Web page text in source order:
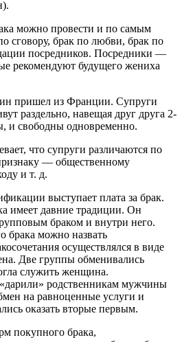
можно провести и по самым
сговору, брак по любви, брак по
посредников. Посредники —
рекомендуют будущего жениха
пришел из Франции. Супруги
раздельно, навещая друг друга 2-
и свободны одновременно.
что супруги различаются по
— общественному
и т. д.
выступает плата за брак.
имеет давние традиции. Он
браком и внутри него.
можно назвать
осуществлялся в виде
Две группы обменивались
служить женщина.
родственникам мужчины
на равноценные услуги и
оказать вторые первым.
покупного брака,